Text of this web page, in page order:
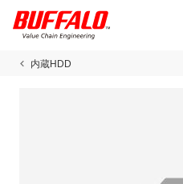
内蔵HDD